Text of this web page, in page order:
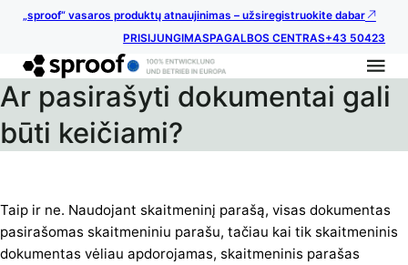
„sproof“ vasaros produktų atnaujinimas – užsiregistruokite dabar
PRISIJUNGIMASPAGALBOS CENTRAS+43 50423
Ar pasirašyti dokumentai gali
būti keičiami?
Taip ir ne. Naudojant skaitmeninį parašą, visas dokumentas
pasirašomas skaitmeniniu parašu, tačiau kai tik skaitmeninis
dokumentas vėliau apdorojamas, skaitmeninis parašas